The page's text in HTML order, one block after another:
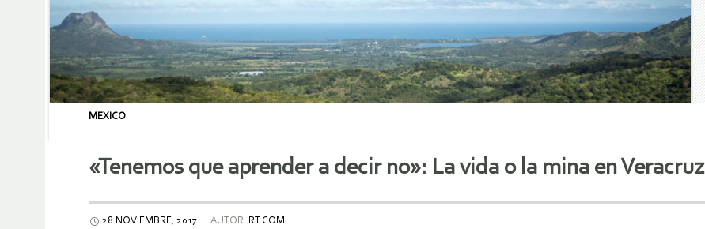
MEXICO
«Tenemos que aprender a decir no»: La vida o la mina en Veracruz
28 NOVIEMBRE, 2017 AUTOR: RT.COM